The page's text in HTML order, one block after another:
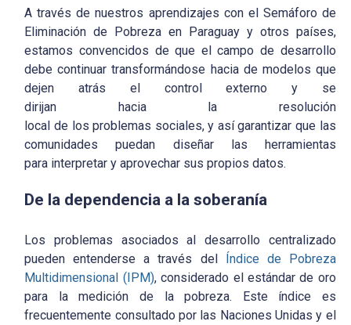
A través de nuestros aprendizajes con el Semáforo de
Eliminación de Pobreza en Paraguay y otros países,
estamos convencidos de que el campo de desarrollo
debe continuar transformándose hacia de modelos que
dejen atrás el control externo y se
dirijan hacia la resolución
local de los problemas sociales, y así garantizar que las
comunidades puedan diseñar las herramientas
para interpretar y aprovechar sus propios datos.
De la dependencia a la soberanía
Los problemas asociados al desarrollo centralizado
pueden entenderse a través del Índice de Pobreza
Multidimensional (IPM), considerado el estándar de oro
para la medición de la pobreza. Este índice es
frecuentemente consultado por las Naciones Unidas y el